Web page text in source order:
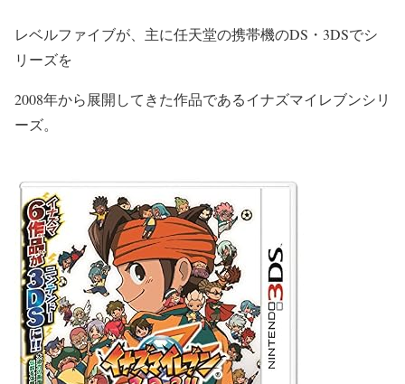
レベルファイブが、主に任天堂の携帯機のDS・3DSでシ
リーズを
2008年から展開してきた作品であるイナズマイレブンシリ
ーズ。